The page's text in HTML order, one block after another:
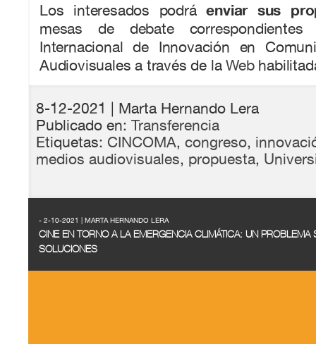
Los interesados podráenviar sus
mesas de debate
Internacional de Innovación en
Audiovisuales a través de laWeb
8-12-2021 | Marta Hernando Lera
Publicado en: Transferencia
Etiquetas: CINCOMA, congreso,
medios audiovisuales, propuesta,
- 2-10-2021 | MARTA HERNANDO LERA
CINE EN TORNO A LA EMERGENCIA CLIMÁTICA: UN PROBLEMA
SOLUCIONES